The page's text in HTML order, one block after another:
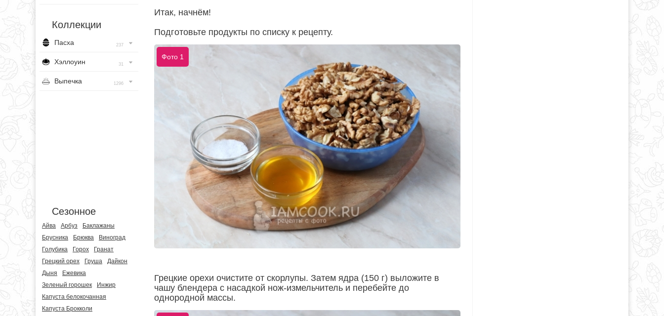
Коллекции
Пасха 237
Хэллоуин 31
Выпечка 1296
Сезонное
Айва Арбуз
Баклажаны
Брусника
Брюква
Виноград
Голубика
Горох
Гранат
Грецкий орех
Груша
Дайкон
Дыня
Ежевика
Зеленый горошек
Инжир
Капуста белокочанная
Капуста Брокколи
Итак, начнём!
Подготовьте продукты по списку к рецепту.
Фото 1
Грецкие орехи очистите от скорлупы. Затем ядра (150 г) выложите в
чашу блендера с насадкой нож-измельчитель и перебейте до
однородной массы.